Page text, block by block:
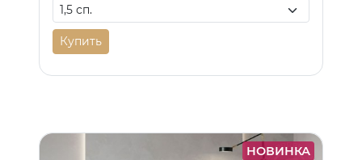
Купить
НОВИНКА